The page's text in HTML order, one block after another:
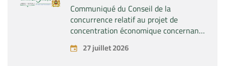
Communiqué du Conseil de la
concurrence relatif au projet de
concentration économique concernant
la prise du contrôle exclusif par la
société « Substipharm SAS » des actifs
27 juillet 2026